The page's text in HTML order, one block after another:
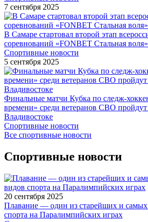
7 сентября 2025
В Самаре стартовал второй этап
соревнований «FONBET Стальная воля»
Спортивные новости
5 сентября 2025
Финальные матчи Кубка по следж-
времени» среди ветеранов СВО пройдут
Владивостоке
Спортивные новости
Все спортивные новости
Спортивные новости
20 сентября 2025
Плавание — один из старейших и самых
спорта на Паралимпийских играх